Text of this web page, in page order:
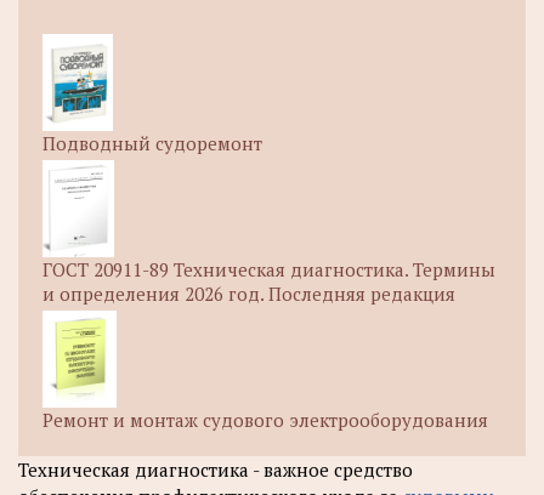
Подводный судоремонт
ГОСТ 20911-89 Техническая диагностика. Термины
и определения 2026 год. Последняя редакция
Ремонт и монтаж судового электрооборудования
Техническая диагностика - важное средство